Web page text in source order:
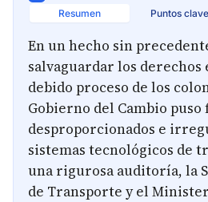
Resumen Puntos clave
En un hecho sin
salvaguardar los derechos
debido proceso de los
Gobierno del Cambio
desproporcionados e
sistemas tecnológicos de
una rigurosa auditoría, la
de Transporte y el